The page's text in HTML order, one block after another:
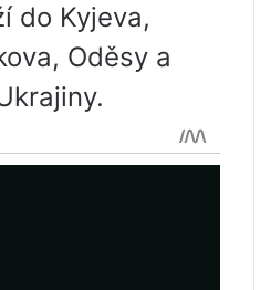
do Kyjeva,
Oděsy a